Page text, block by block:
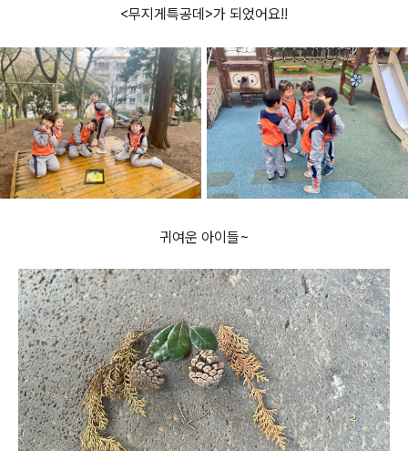
<무지게특공데>가 되었어요!!
귀여운 아이들~